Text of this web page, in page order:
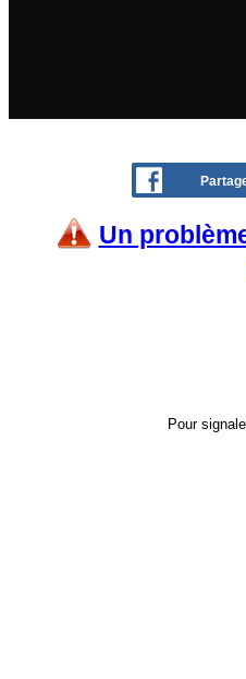
Un
Pour